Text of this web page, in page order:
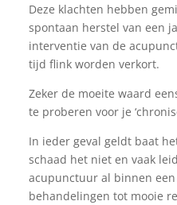
Deze klachten hebben
spontaan herstel van een
interventie van de
tijd flink worden verkort.
Zeker de moeite waard
te proberen voor je
In ieder geval geldt baat
schaad het niet en vaak
acupunctuur al binnen
behandelingen tot mooie